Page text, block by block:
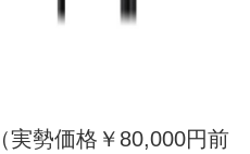
（実勢価格￥80,000円前